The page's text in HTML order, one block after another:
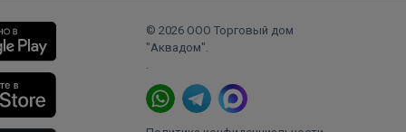
© 2026 ООО Торговый дом
"Аквадом".
.